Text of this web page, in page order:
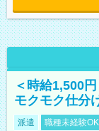
＜時給1,500
モクモク仕分
派遣 職種未経験OK